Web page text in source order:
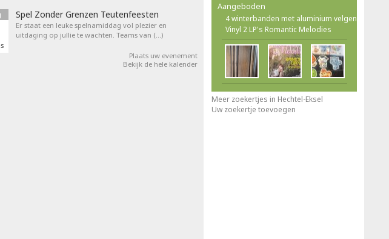
Spel Zonder Grenzen Teutenfeesten
Er staat een leuke spelnamiddag vol plezier en
uitdaging op jullie te wachten. Teams van (…)
Plaats uw evenement
Bekijk de hele kalender
Aangeboden
4 winterbanden met aluminium velgen
Vinyl 2 LP's Romantic Melodies
Meer zoekertjes in Hechtel-Eksel
Uw zoekertje toevoegen